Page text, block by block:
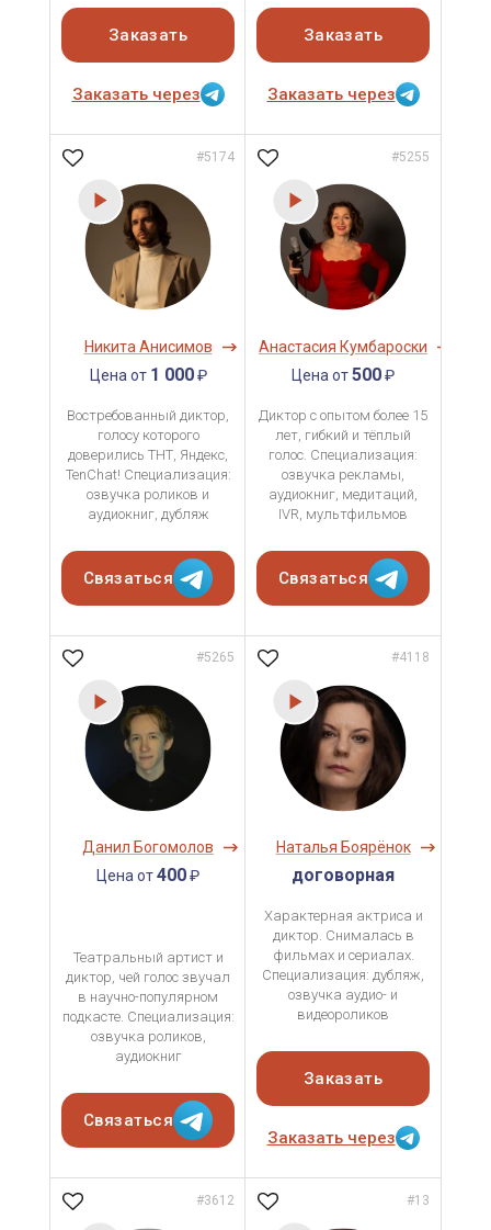
Заказать
Заказать через
Заказать
Заказать через
#5174
Никита Анисимов
Цена от 1 000₽
Востребованный диктор,
голосу которого
доверились ТНТ, Яндекс,
TenChat! Специализация:
озвучка роликов и
аудиокниг, дубляж
Связаться
#5255
Анастасия Кумбароски
Цена от500₽
Диктор с опытом более 15
лет, гибкий и тёплый
голос. Специализация:
озвучка рекламы,
аудиокниг, медитаций,
IVR, мультфильмов
Связаться
#5265
Данил Богомолов
Цена от400₽
Театральный артист и
диктор, чей голос звучал
в научно-популярном
подкасте. Специализация:
озвучка роликов,
аудиокниг
Связаться
#4118
Наталья Боярёнок
договорная
Характерная актриса и
диктор. Снималась в
фильмах и сериалах.
Специализация: дубляж,
озвучка аудио- и
видеороликов
Заказать
Заказать через
#3612 #13